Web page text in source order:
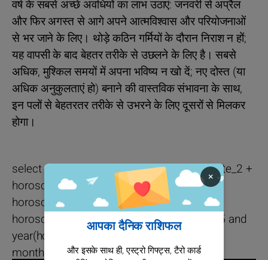
वर्ष के सबसे अच्छे अवधियों का लाभ उठाएं: जनवरी से अप्रैल
और फिर अगस्त से आगे अपने आत्मविश्वास और परियोजनाओं
से भर जाने के लिए। थोड़े कठिन गर्मियों के दौरान निराश न हों;
यह वापसी के बाद बेहतर तरीके से उछलने के लिए है। सबसे
अधिक, मुश्किल समयों में अपना भविष्य न खो दें; नए दोस्त (या
अधिक अनुकुलताएं हो) बनाने की वास्तविक संभावना के साथ,
इन पलों से बेहतरतर तरीके से उभरने के लिए दूसरों से मिलकर
होगा।
select (horoscope_note_1 + horoscope_note_2 +
horoscope_note_3 + horoscope_note_4 +
horoscope_note_5)/5 as day_mark from
horoscope_daily where horoscope_sign = 5 and
year(horoscope_date) = 2026 and
month(horoscope_date) = 8
×
आपका दैनिक राशिफल
और इसके साथ ही, एस्ट्रो गिफ्ट्स, टैरो कार्ड